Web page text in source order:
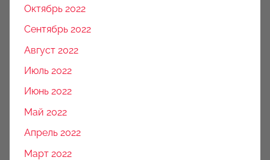
Октябрь 2022
Сентябрь 2022
Август 2022
Июль 2022
Июнь 2022
Май 2022
Апрель 2022
Март 2022